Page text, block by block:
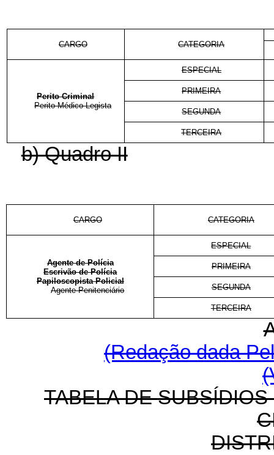
CARGO CATEGORIA
Perito Criminal
Perito Médico-Legista
ESPECIAL
PRIMEIRA
SEGUNDA
TERCEIRA
b) Quadro II
CARGO CATEGORIA
Agente de Polícia
Escrivão de Polícia
Papiloscopista Policial
Agente Penitenciário
ESPECIAL
PRIMEIRA
SEGUNDA
TERCEIRA
(Redação dada
TABELA DE